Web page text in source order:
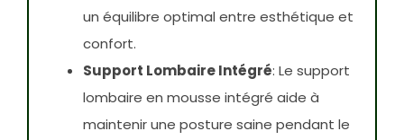
un équilibre optimal entre esthétique et
confort.
Support Lombaire Intégré: Le support
lombaire en mousse intégré aide à
maintenir une posture saine pendant le